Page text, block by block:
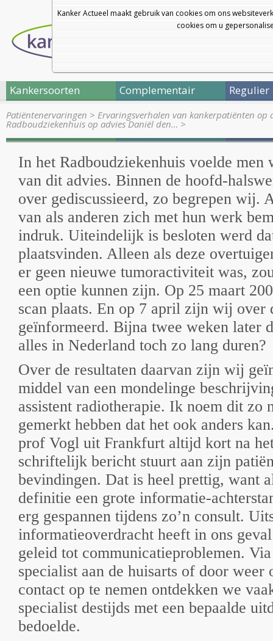
Kanker Actueel maakt gebruik van cookies om ons
cookies om u
Kankersoorten Complementair Regulier
Patiëntenervaringen > Ervaringsverhalen van kankerpatiënten op
Radboudziekenhuis op advies Daniël den… >
In het Radboudziekenhuis voelde
van dit advies. Binnen de hoofd-
over gediscussieerd, zo begrepen wij.
van als anderen zich met hun werk
indruk. Uiteindelijk is besloten werd
plaatsvinden. Alleen als deze
er geen nieuwe tumoractiviteit was,
een optie kunnen zijn. Op 25 maart
scan plaats. En op 7 april zijn wij over
geïnformeerd. Bijna twee weken later
alles in Nederland toch zo lang duren?
Over de resultaten daarvan zijn wij
middel van een mondelinge
assistent radiotherapie. Ik noem dit zo
gemerkt hebben dat het ook anders
prof Vogl uit Frankfurt altijd kort na
schriftelijk bericht stuurt aan zijn
bevindingen. Dat is heel prettig, want
definitie een grote informatie-
erg gespannen tijdens zo’n consult.
informatieoverdracht heeft in ons
geleid tot communicatieproblemen.
specialist aan de huisarts of door weer
contact op te nemen ontdekken we
specialist destijds met een bepaalde
bedoelde.